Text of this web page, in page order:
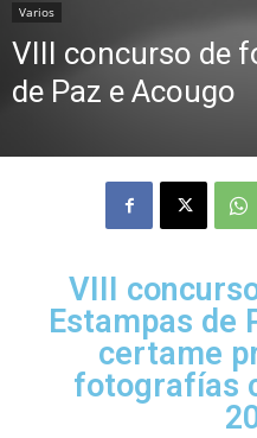
Varios
VIII concurso de
de Paz e Acougo
VIII
Estampas de
certame
fotografías